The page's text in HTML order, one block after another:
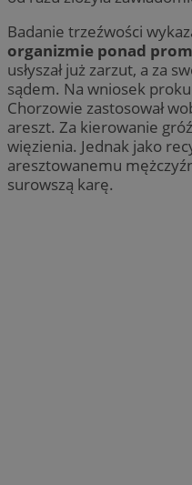
Badanie trzeźwości
organizmie ponad
usłyszał już zarzut, a za
sądem. Na wniosek
Chorzowie zastosował
areszt. Za kierowanie
więzienia. Jednak jako
aresztowanemu
surowszą karę.